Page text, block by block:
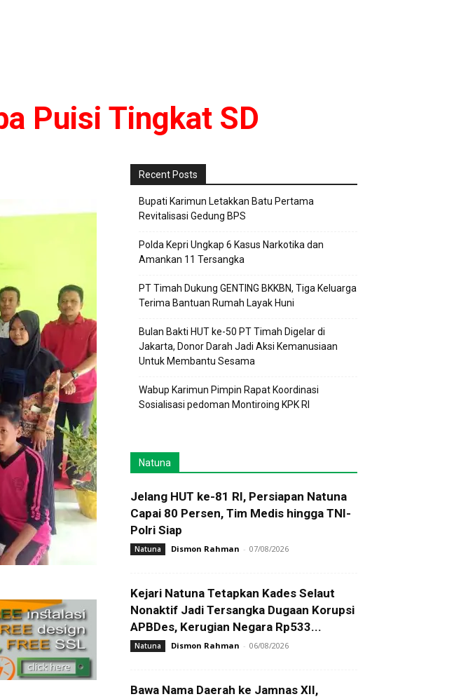
Puisi Tingkat SD
Recent Posts
Bupati Karimun Letakkan Batu Pertama
Revitalisasi Gedung BPS
Polda Kepri Ungkap 6 Kasus Narkotika dan
Amankan 11 Tersangka
PT Timah Dukung GENTING BKKBN, Tiga Keluarga
Terima Bantuan Rumah Layak Huni
Bulan Bakti HUT ke-50 PT Timah Digelar di
Jakarta, Donor Darah Jadi Aksi Kemanusiaan
Untuk Membantu Sesama
Wabup Karimun Pimpin Rapat Koordinasi
Sosialisasi pedoman Montiroing KPK RI
Natuna
Jelang HUT ke-81 RI, Persiapan Natuna
Capai 80 Persen, Tim Medis hingga TNI-
Polri Siap
Natuna Dismon Rahman - 07/08/2026
Kejari Natuna Tetapkan Kades Selaut
Nonaktif Jadi Tersangka Dugaan Korupsi
APBDes, Kerugian Negara Rp533...
Natuna Dismon Rahman - 06/08/2026
Bawa Nama Daerah ke Jamnas XII,